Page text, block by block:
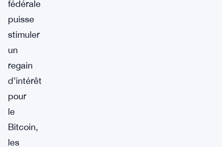
fédérale
puisse
stimuler
un
regain
d’intérêt
pour
le
Bitcoin,
les